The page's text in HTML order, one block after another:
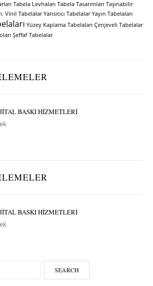
Tabela Levhaları Tabela Tasarımları Taşınabilir
Vinil Tabelalar Yansıtıcı Tabelalar Yayın Tabelaları
Yüzey Kaplama Tabelaları Çerçeveli Tabelalar
Şeffaf Tabelalar
BASKI HİZMETLERİ
BASKI HİZMETLERİ
SEARCH